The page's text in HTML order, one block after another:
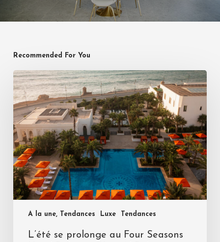
Recommended For You
A la une, Tendances Luxe Tendances
L’été se prolonge au Four Seasons